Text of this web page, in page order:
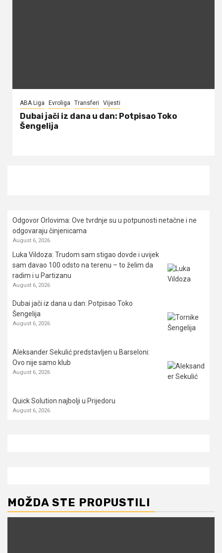
ABA Liga Evroliga Transferi Vijesti
Dubai jači iz dana u dan: Potpisao Toko
Šengelija
Odgovor Orlovima: ​Ove tvrdnje su u potpunosti netačne i ne
odgovaraju činjenicama
August 6, 2026
Luka Vildoza: Trudom sam stigao dovde i uvijek
sam davao 100 odsto na terenu – to želim da
radim i u Partizanu
August 6, 2026
Dubai jači iz dana u dan: Potpisao Toko
Šengelija
August 6, 2026
Aleksander Sekulić predstavljen u Barseloni:
Ovo nije samo klub
August 6, 2026
Quick Solution najbolji u Prijedoru
August 6, 2026
MOŽDA STE PROPUSTILI